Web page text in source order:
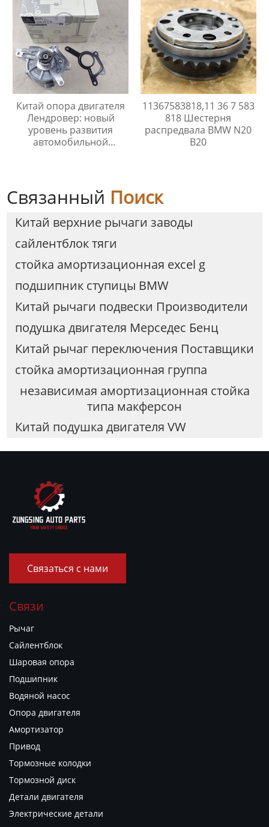
Китай опора двигателя
Лендровер: новый
уровень развития
автомобильной
11367583818,11 36 7 583
818 Шестерня
распредвала BMW N20
B20
Связанный Поиск
Китай верхние рычаги заводы
сайлентблок тяги
стойка амортизационная excel g
подшипник ступицы BMW
Китай рычаги подвески Производители
подушка двигателя Мерседес Бенц
Китай рычаг переключения Поставщики
стойка амортизационная группа
независимая амортизационная стойка
типа макферсон
Китай подушка двигателя VW
Связаться с нами
Связи
Рычаг
Сайлентблок
Шаровая опора
Подшипник
Водяной насос
Опора двигателя
Амортизатор
Привод
Тормозные колодки
Тормозной диск
Детали двигателя
Электрические детали